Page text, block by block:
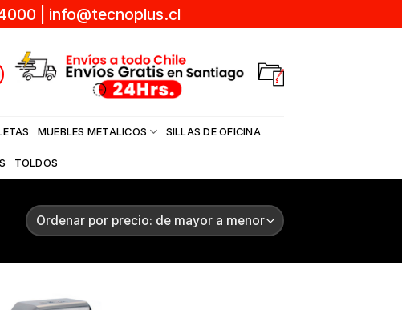
info@tecnoplus.cl
MUEBLES METALICOS SILLAS DE OFICINA
TOLDOS